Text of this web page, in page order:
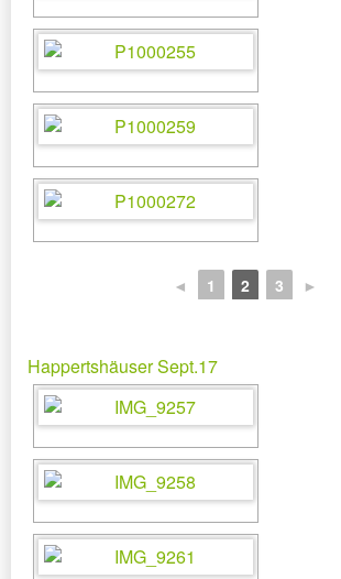
◄ 1 2 3 ►
Happertshäuser Sept.17